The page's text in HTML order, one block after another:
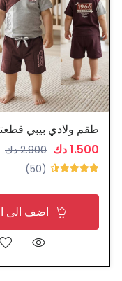
طقم ولادي بيبي
1.500 دك
2.900 دك
(50)
اضف الى